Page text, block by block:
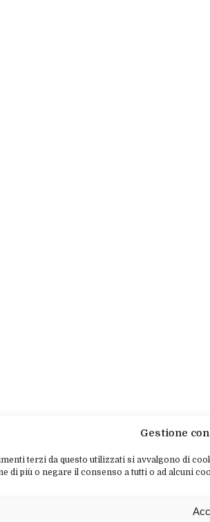
Gestione
terzi da questo utilizzati si avvalgono di
di più o negare il consenso a tutti o ad alcuni